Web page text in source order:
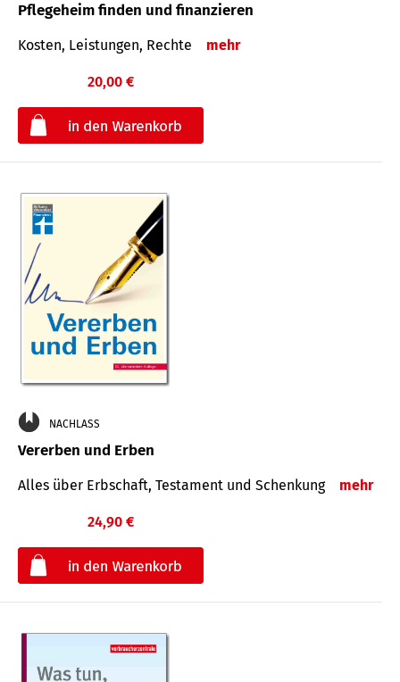
Pflegeheim finden und finanzieren
Kosten, Leistungen, Rechte mehr
20,00 €
NACHLASS
Vererben und Erben
Alles über Erbschaft, Testament und Schenkung mehr
24,90 €